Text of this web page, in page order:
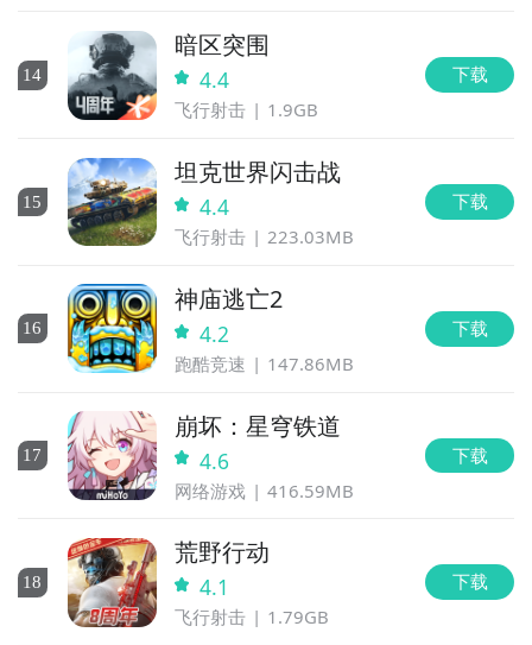
14
暗区突围
4.4
飞行射击 1.9GB
下载
15
坦克世界闪击战
4.4
飞行射击 223.03MB
下载
16
神庙逃亡2
4.2
跑酷竞速 147.86MB
下载
17
崩坏：星穹铁道
4.6
网络游戏 416.59MB
下载
18
荒野行动
4.1
飞行射击 1.79GB
下载